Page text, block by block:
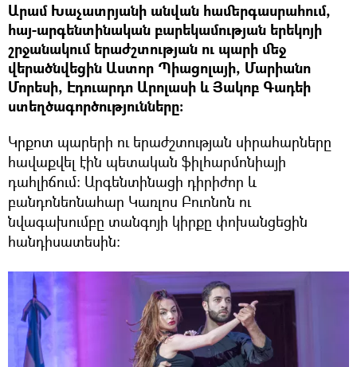
Արամ Խաչատրյանի անվան համերգասրահում,
հայ-արգենտինական բարեկամության երեկոյի
շրջանակում երաժշտության ու պարի մեջ
վերածնվեցին Աստոր Պիացոլայի, Մարիանո
Մորեսի, Էդուարդո Արոլասի և Յակոբ Գադեի
ստեղծագործությունները:
Կրքոտ պարերի ու երաժշտության սիրահարները
հավաքվել էին պետական ֆիլհարմոնիայի
դահլիճում: Արգենտինացի դիրիժոր և
բանդոնեոնահար Կառլոս Բուոնոն ու
նվագախումբը տանգոյի կիրքը փոխանցեցին
հանդիսատեսին: